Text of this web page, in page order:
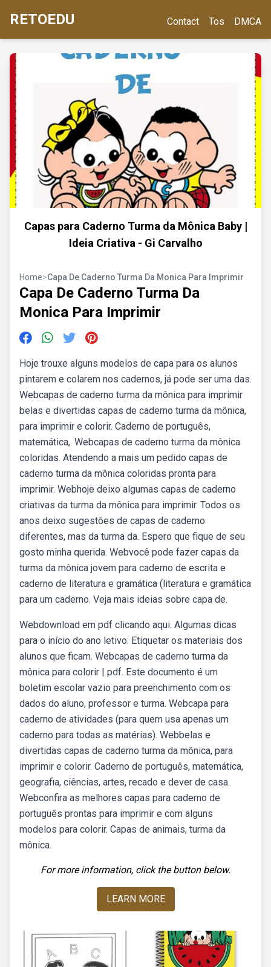
RETOEDU Contact Tos DMCA
Capas para Caderno Turma da Mônica Baby |
Ideia Criativa - Gi Carvalho
Home>Capa De Caderno Turma Da Monica Para Imprimir
Capa De Caderno Turma Da
Monica Para Imprimir
Hoje trouxe alguns modelos de capa para os alunos
pintarem e colarem nos cadernos, já pode ser uma das.
Webcapas de caderno turma da mônica para imprimir
belas e divertidas capas de caderno turma da mônica,
para imprimir e colorir. Caderno de português,
matemática,. Webcapas de caderno turma da mônica
coloridas. Atendendo a mais um pedido capas de
caderno turma da mônica coloridas pronta para
imprimir. Webhoje deixo algumas capas de caderno
criativas da turma da mônica para imprimir. Todos os
anos deixo sugestões de capas de caderno
diferentes, mas da turma da. Espero que fique de seu
gosto minha querida. Webvocê pode fazer capas da
turma da mônica jovem para caderno de escrita e
caderno de literatura e gramática (literatura e gramática
para um caderno. Veja mais ideias sobre capa de.
Webdownload em pdf clicando aqui. Algumas dicas
para o início do ano letivo: Etiquetar os materiais dos
alunos que ficam. Webcapas de caderno turma da
mônica para colorir | pdf. Este documento é um
boletim escolar vazio para preenchimento com os
dados do aluno, professor e turma. Webcapa para
caderno de atividades (para quem usa apenas um
caderno para todas as matérias). Webbelas e
divertidas capas de caderno turma da mônica, para
imprimir e colorir. Caderno de português, matemática,
geografia, ciências, artes, recado e dever de casa.
Webconfira as melhores capas para caderno de
português prontas para imprimir e com alguns
modelos para colorir. Capas de animais, turma da
mônica.
For more information, click the button below.
LEARN MORE